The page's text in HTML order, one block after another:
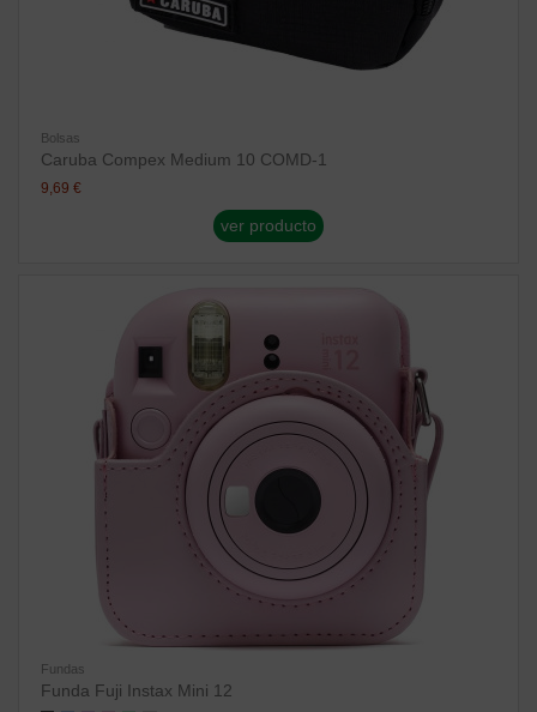
Bolsas
Caruba Compex Medium 10 COMD-1
9,69 €
ver producto
Fundas
Funda Fuji Instax Mini 12